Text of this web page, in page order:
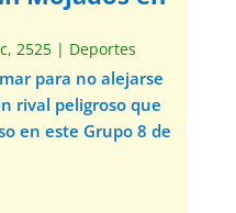
2525| Deportes
para no alejarse
rival peligroso que
en este Grupo 8 de